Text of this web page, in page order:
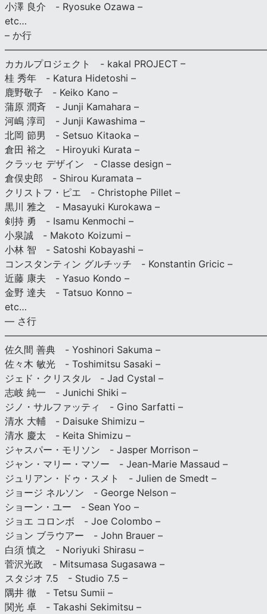
小澤 良介 - Ryosuke Ozawa –
etc…
– か行
カカルプロジェクト - kakal PROJECT –
桂 秀年 - Katura Hidetoshi –
鹿野敬子 - Keiko Kano –
蒲原 潤斉 - Junji Kamahara –
河嶋 淳司 - Junji Kawashima –
北岡 節男 - Setsuo Kitaoka –
倉田 裕之 - Hiroyuki Kurata –
クラッセ デザイン - Classe design –
倉俣史郎 - Shirou Kuramata –
クリストフ・ピエ - Christophe Pillet –
黒川 雅之 - Masayuki Kurokawa –
剣持 勇 - Isamu Kenmochi –
小泉誠 - Makoto Koizumi –
小林 智 - Satoshi Kobayashi –
コンスタンティン グルチッチ - Konstantin Gricic –
近藤 康夫 - Yasuo Kondo –
金野 達夫 - Tatsuo Konno –
etc…
— さ行
佐久間 善典 - Yoshinori Sakuma –
佐々木 敏光 - Toshimitsu Sasaki –
ジェド・クリスタル - Jad Cystal –
志岐 純一 - Junichi Shiki –
ジノ・サルファッティ - Gino Sarfatti –
清水 大輔 - Daisuke Shimizu –
清水 慶太 - Keita Shimizu –
ジャスパー・モリソン - Jasper Morrison –
ジャン・マリー・マソー - Jean-Marie Massaud –
ジュリアン・ドゥ・スメト - Julien de Smedt –
ジョージ ネルソン - George Nelson –
ショーン・ユー - Sean Yoo –
ジョエ コロンボ - Joe Colombo –
ジョン ブラウアー - John Brauer –
白須 慎之 - Noriyuki Shirasu –
菅沢光政 - Mitsumasa Sugasawa –
スタジオ 7.5 - Studio 7.5 –
隅井 徹 - Tetsu Sumii –
関光 卓 - Takashi Sekimitsu –